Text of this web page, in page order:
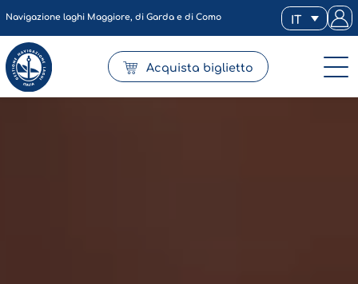
Navigazione laghi Maggiore, di Garda e di Como IT
Acquista biglietto